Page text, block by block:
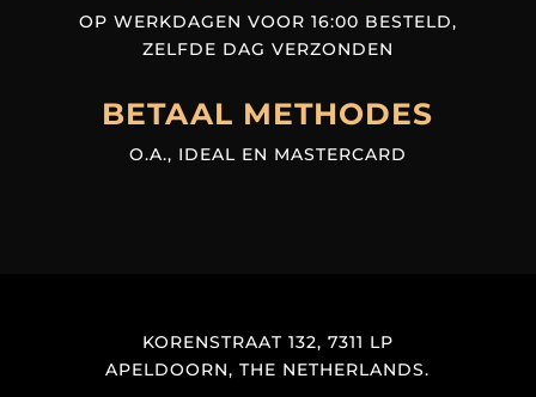
OP WERKDAGEN VOOR 16:00 BESTELD,
ZELFDE DAG VERZONDEN
BETAAL METHODES
O.A., IDEAL EN MASTERCARD
KORENSTRAAT 132, 7311 LP
APELDOORN, THE NETHERLANDS.